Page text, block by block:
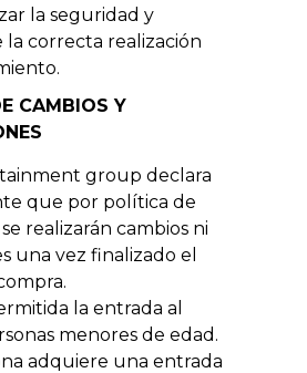
la seguridad y
la correcta realización
CAMBIOS Y
group declara
que por política de
realizarán cambios ni
una vez finalizado el
la entrada al
menores de edad.
adquiere una entrada